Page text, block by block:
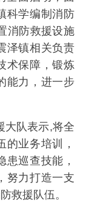
科学编制消防
消防救援设施
泽镇相关负责
术保障，锻炼
能力，进一步
大队表示,将全
业务培训，
巡查技能，
努力打造一支
救援队伍。